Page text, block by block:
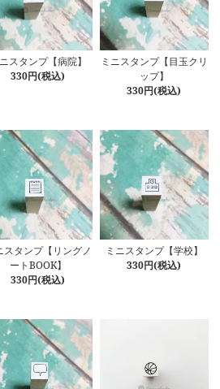
スタンプ【病院】
330円(税込)
ミニスタンプ【目玉クリ
ップ】
330円(税込)
スタンプ【リングノ
ートBOOK】
330円(税込)
ミニスタンプ【学校】
330円(税込)